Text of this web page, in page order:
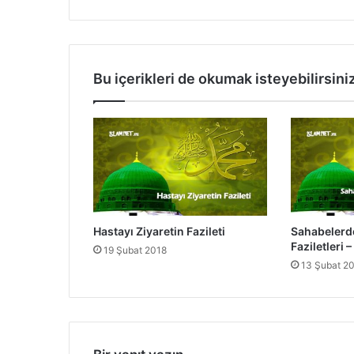
B
l
a
r
ı
n
ı
n
F
z
i
t
r
Bu içerikleri de okumak
Hastayı Ziyaretin Fazileti
19 Şubat 2018
Faziletleri
13 Şubat